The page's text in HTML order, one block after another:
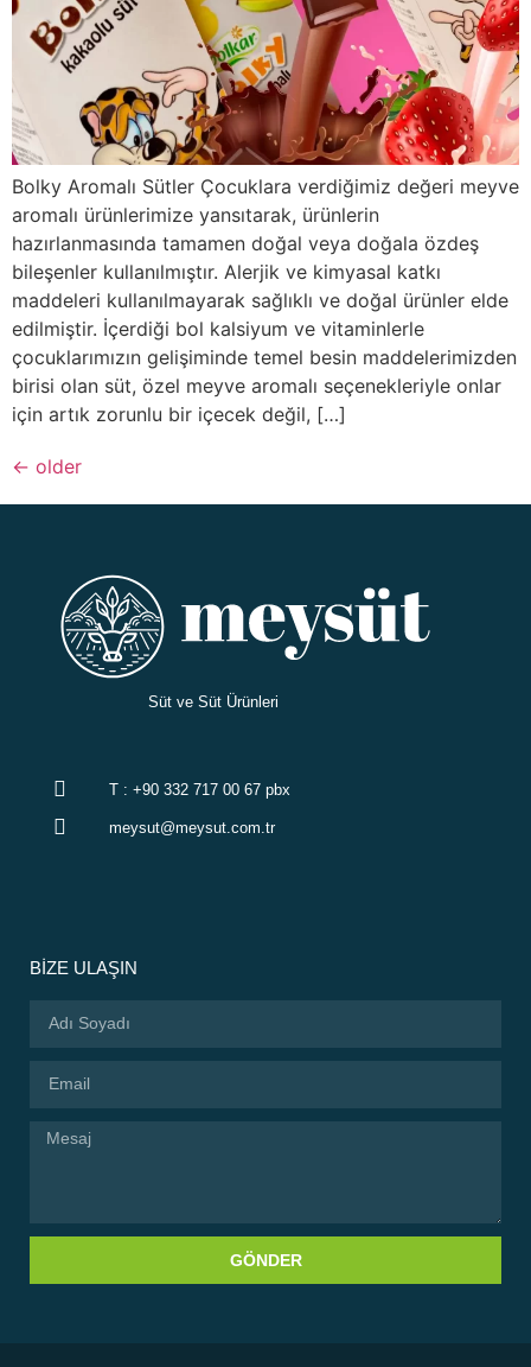
Bolky Aromalı Sütler Çocuklara verdiğimiz değeri meyve
aromalı ürünlerimize yansıtarak, ürünlerin
hazırlanmasında tamamen doğal veya doğala özdeş
bileşenler kullanılmıştır. Alerjik ve kimyasal katkı
maddeleri kullanılmayarak sağlıklı ve doğal ürünler elde
edilmiştir. İçerdiği bol kalsiyum ve vitaminlerle
çocuklarımızın gelişiminde temel besin maddelerimizden
birisi olan süt, özel meyve aromalı seçenekleriyle onlar
için artık zorunlu bir içecek değil, […]
← older
Süt ve Süt Ürünleri
T : +90 332 717 00 67 pbx
meysut@meysut.com.tr
BİZE ULAŞIN
GÖNDER